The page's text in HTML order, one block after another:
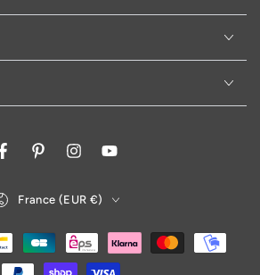
FacebookPinterestInstagramYouTube
France (EUR €)